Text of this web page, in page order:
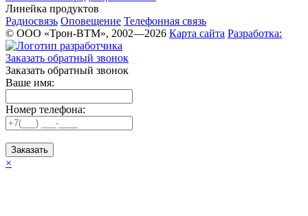
Линейка продуктов
Радиосвязь Оповещение Телефонная связь
© ООО «Трон-ВТМ», 2002—2026 Карта сайта Разработка:
Заказать обратный звонок
Заказать обратный звонок
Ваше имя:
Номер телефона:
Заказать
×